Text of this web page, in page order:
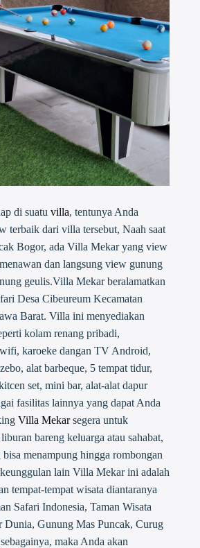
di suatu villa, tentunya Anda
terbaik dari villa tersebut, Naah saat
Bogor, ada Villa Mekar yang view
dan langsung view gunung
geulis.Villa Mekar beralamatkan
Desa Cibeureum Kecamatan
Barat. Villa ini menyediakan
kolam renang pribadi,
karoeke dangan TV Android,
alat barbeque, 5 tempat tidur,
set, mini bar, alat-alat dapur
fasilitas lainnya yang dapat Anda
Villa Mekarsegera untuk
bareng keluarga atau sahabat,
menampung hingga rombongan
lain Villa Mekar ini adalah
tempat-tempat wisata diantaranya
Safari Indonesia, Taman Wisata
Dunia, Gunung Mas Puncak, Curug
maka Anda akan